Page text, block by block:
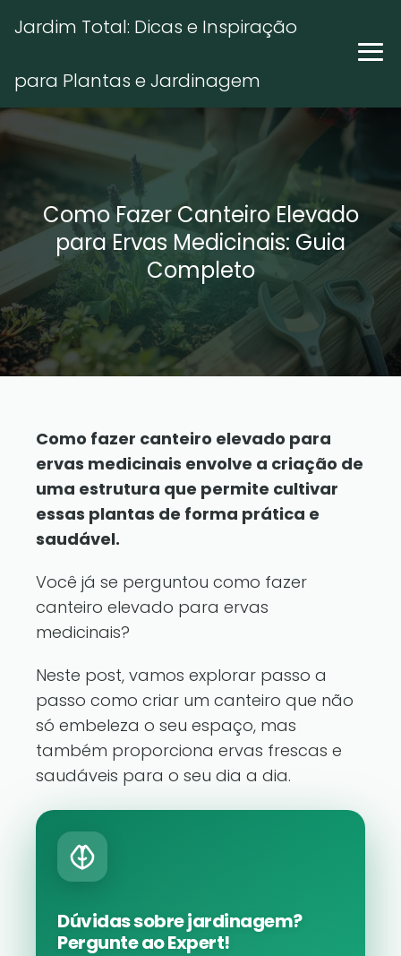
Jardim Total: Dicas e Inspiração
para Plantas e Jardinagem
Como Fazer Canteiro Elevado
para Ervas Medicinais: Guia
Completo
Como fazer canteiro elevado para
ervas medicinais envolve a criação de
uma estrutura que permite cultivar
essas plantas de forma prática e
saudável.
Você já se perguntou como fazer
canteiro elevado para ervas
medicinais?
Neste post, vamos explorar passo a
passo como criar um canteiro que não
só embeleza o seu espaço, mas
também proporciona ervas frescas e
saudáveis para o seu dia a dia.
Dúvidas sobre jardinagem?
Pergunte ao Expert!